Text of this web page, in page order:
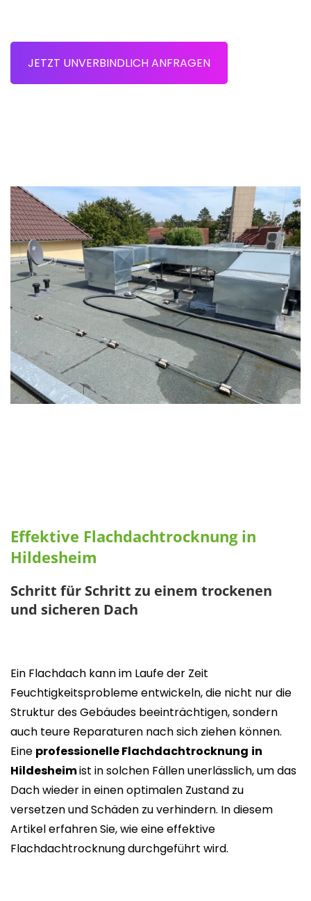
JETZT UNVERBINDLICH ANFRAGEN
Effektive Flachdachtrocknung in
Hildesheim
Schritt für Schritt zu einem trockenen
und sicheren Dach
Ein Flachdach kann im Laufe der Zeit
Feuchtigkeitsprobleme entwickeln, die nicht nur die
Struktur des Gebäudes beeinträchtigen, sondern
auch teure Reparaturen nach sich ziehen können.
Eine professionelle Flachdachtrocknung in
Hildesheimist in solchen Fällen unerlässlich, um das
Dach wieder in einen optimalen Zustand zu
versetzen und Schäden zu verhindern. In diesem
Artikel erfahren Sie, wie eine effektive
Flachdachtrocknung durchgeführt wird.